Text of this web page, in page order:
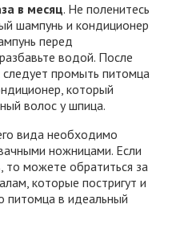
в месяц. Не поленитесь
шампунь и кондиционер
перед
водой. После
промыть питомца
который
волос у шпица.
вида необходимо
ножницами. Если
то можете обратиться за
которые постригут и
питомца в идеальный